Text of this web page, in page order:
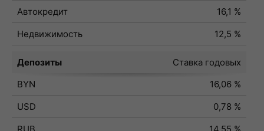
Автокредит
16,1 %
Недвижимость
12,5 %
Депозиты
Ставка годовых
BYN
16,06 %
USD
0,78 %